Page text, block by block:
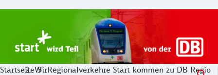
Start Unterelbe und Start
Ab August 2026 ist Start Teil der DB Regio. Ziel ist ein
StartseiteWirRegionalverkehre Start kommen zu DB Regio